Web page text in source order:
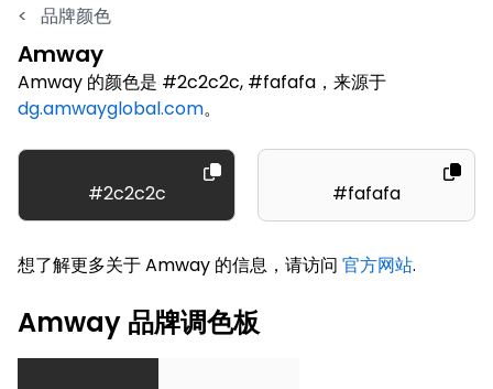
< 品牌颜色
Amway
Amway 的颜色是 #2c2c2c, #fafafa，来源于
dg.amwayglobal.com。
#2c2c2c #fafafa
想了解更多关于 Amway 的信息，请访问 官方网站.
Amway 品牌调色板